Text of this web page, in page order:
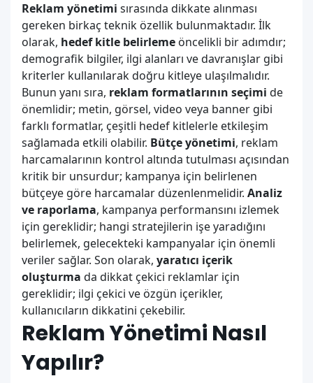
Reklam yönetimi sırasında dikkate alınması
gereken birkaç teknik özellik bulunmaktadır. İlk
olarak, hedef kitle belirleme öncelikli bir adımdır;
demografik bilgiler, ilgi alanları ve davranışlar gibi
kriterler kullanılarak doğru kitleye ulaşılmalıdır.
Bunun yanı sıra, reklam formatlarının seçimi de
önemlidir; metin, görsel, video veya banner gibi
farklı formatlar, çeşitli hedef kitlelerle etkileşim
sağlamada etkili olabilir. Bütçe yönetimi, reklam
harcamalarının kontrol altında tutulması açısından
kritik bir unsurdur; kampanya için belirlenen
bütçeye göre harcamalar düzenlenmelidir. Analiz
ve raporlama, kampanya performansını izlemek
için gereklidir; hangi stratejilerin işe yaradığını
belirlemek, gelecekteki kampanyalar için önemli
veriler sağlar. Son olarak, yaratıcı içerik
oluşturma da dikkat çekici reklamlar için
gereklidir; ilgi çekici ve özgün içerikler,
kullanıcıların dikkatini çekebilir.
Reklam Yönetimi Nasıl
Yapılır?